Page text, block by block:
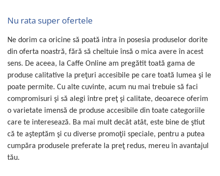
Nu rata super ofertele
Ne dorim ca oricine să poată intra în posesia produselor dorite
din oferta noastră, fără să cheltuie însă o mica avere în acest
sens. De aceea, la Caffe Online am pregătit toată gama de
produse calitative la preţuri accesibile pe care toată lumea şi le
poate permite. Cu alte cuvinte, acum nu mai trebuie să faci
compromisuri şi să alegi între preţ şi calitate, deoarece oferim
o varietate imensă de produse accesibile din toate categoriile
care te interesează. Ba mai mult decât atât, este bine de ştiut
că te aşteptăm şi cu diverse promoţii speciale, pentru a putea
cumpăra produsele preferate la preţ redus, mereu în avantajul
tău.